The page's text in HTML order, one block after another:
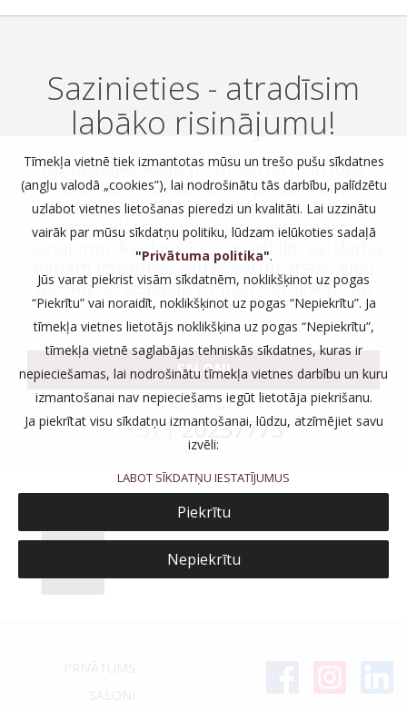
Sazinieties - atradīsim
labāko risinājumu!
Apmeklējiet kādu no mūsu flīžu un logu
saloniem vai zvaniet un piesakieties
konsultācijai. Mūsu darbinieki palīdzēs
piemeklēt tieši Jums vispiemērotāko
risinājumu, kas ļaus Jūsu mājoklim vai darba
telpām izskatīties satriecoši un atstās elpu
aizraujošu iespaidu uz Jūsu ciemiņiem vai
klientiem.
SALONI
vai zvaniet:
+37120237773
Tīmekļa vietnē tiek izmantotas mūsu un trešo pušu sīkdatnes
(angļu valodā „cookies”), lai nodrošinātu tās darbību, palīdzētu
uzlabot vietnes lietošanas pieredzi un kvalitāti. Lai uzzinātu
vairāk par mūsu sīkdatņu politiku, lūdzam ielūkoties sadaļā
"Privātuma politika".
Jūs varat piekrist visām sīkdatnēm, noklikšķinot uz pogas
“Piekrītu” vai noraidīt, noklikšķinot uz pogas “Nepiekrītu”. Ja
tīmekļa vietnes lietotājs noklikšķina uz pogas “Nepiekrītu”,
tīmekļa vietnē saglabājas tehniskās sīkdatnes, kuras ir
nepieciešamas, lai nodrošinātu tīmekļa vietnes darbību un kuru
izmantošanai nav nepieciešams iegūt lietotāja piekrišanu.
Ja piekrītat visu sīkdatņu izmantošanai, lūdzu, atzīmējiet savu
izvēli:
LABOT SĪKDATŅU IESTATĪJUMUS
Piekrītu
Nepiekrītu